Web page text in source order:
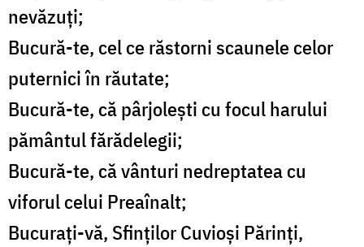
nevăzuți;
Bucură-te, cel ce răstorni scaunele celor
puternici în răutate;
Bucură-te, că pârjolești cu focul harului
pământul fărădelegii;
Bucură-te, că vânturi nedreptatea cu
viforul celui Preaînalt;
Bucurați-vă, Sfinților Cuvioși Părinți,